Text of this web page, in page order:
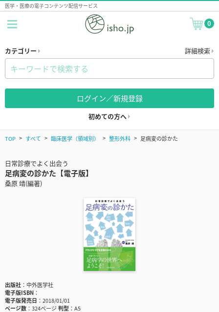
医学・医療の電子コンテンツ配信サービス
0
カテゴリー 詳細検索
ログイン／新規登録
初めての方へ
TOP すべて 臨床医学（領域別） 整形外科 足病変の診かた
日常診療でよく出会う
足病変の診かた【電子版】
桑原 靖(編著)
出版社
中外医学社
電子版ISBN
電子版発売日
2018/01/01
ページ数
324ページ判型
A5